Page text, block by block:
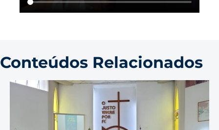
Conteúdos Relacionados